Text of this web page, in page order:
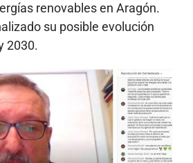
renovables en Aragón.
su posible evolución
2030.